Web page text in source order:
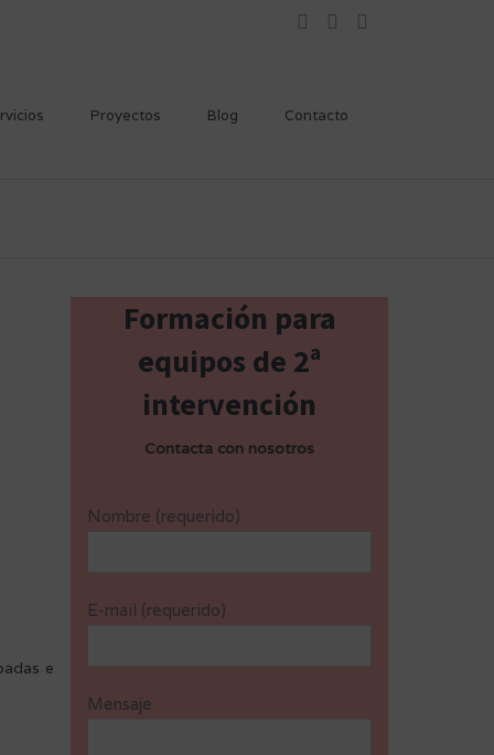
Proyectos Blog Contacto
e
Formación para
equipos de 2ª
intervención
Contacta con nosotros
Nombre (requerido)
E-mail (requerido)
Mensaje